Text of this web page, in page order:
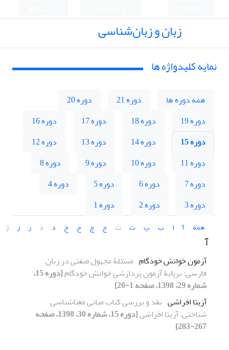
زبان و زبان‌شناسی
نمایه کلیدواژه ها
همه دوره ها دوره 21
دوره 20
دوره 19
دوره 18 دوره 17
دوره 16
دوره 15
دوره 14 دوره 13
دوره 12
دوره 11
دوره 10 دوره 9
دوره 8
دوره 7
دوره 6 دوره 5
دوره 4
دوره 3
دوره 2 دوره 1
همه آ ا ب پ ت ث ج چ ح خ د ذ ر ز ژ
آ
آزمون خوانش خودگام مسئلۀ مجهول صفتی در زبان
فارسی: برپایۀ آزمونِ پردازشیِ خوانشِ خودگام
[دوره 15،
شماره 29، 1398، صفحه 1-20]
آزیتا افراشی نقد و بررسی کتاب مبانی معناشناسی
شناختی، آزیتا افراشی
[دوره 15، شماره 30، 1398، صفحه
267-283]